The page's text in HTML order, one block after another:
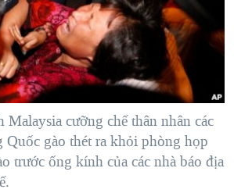
NGOẠI
CỬ 2024
TRANH TẠI DẢI GAZA
& CON ĐƯỜNG
GIỚI
- NGƯỜI HẠ 'BÊN THẮNG CUỘC'
XƯA VÀ NAY
cưỡng chế thân nhân các
Quốc gào thét ra khỏi phòng họp
trước ống kính của các nhà báo địa